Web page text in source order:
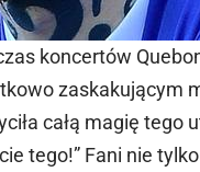
koncertów
zaskakującym
całą magię tego
tego!” Fani nie